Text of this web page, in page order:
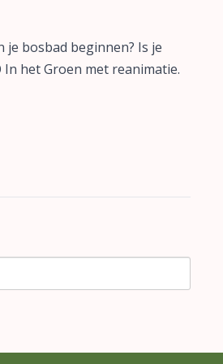
je bosbad beginnen? Is je
In het Groen met reanimatie.